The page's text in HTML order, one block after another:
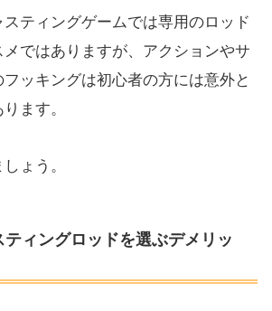
ティングゲームでは専用のロッド
ではありますが、アクションやサ
ッキングは初心者の方には意外と
ます。
ょう。
ィングロッドを選ぶデメリッ